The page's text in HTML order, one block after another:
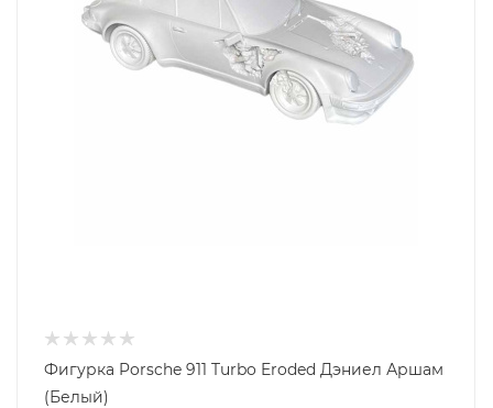
Фигурка Porsche 911 Turbo Eroded Дэниел Аршам
(Белый)